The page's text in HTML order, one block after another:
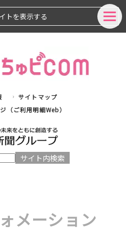
トを表示する
サイトマップ
（ご利用明細Web）
メーション